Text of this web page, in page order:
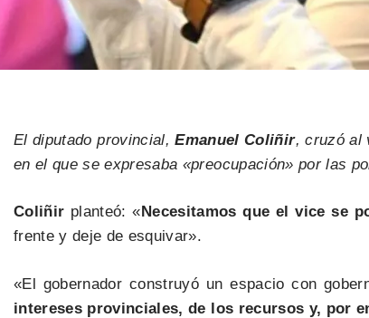
El diputado provincial,Emanuel Coliñir, cruzó al
en el que se expresaba «preocupación» por las
Coliñir planteó: « Necesitamos que el vice se
frente y deje de esquivar».
«El gobernador construyó un espacio con
intereses provinciales, de los recursos y, por